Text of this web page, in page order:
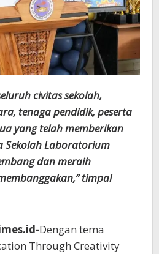
civitas sekolah,
tenaga pendidik, peserta
yang telah memberikan
Sekolah Laboratorium
dan meraih
timpal
Dengan tema
Through Creativity